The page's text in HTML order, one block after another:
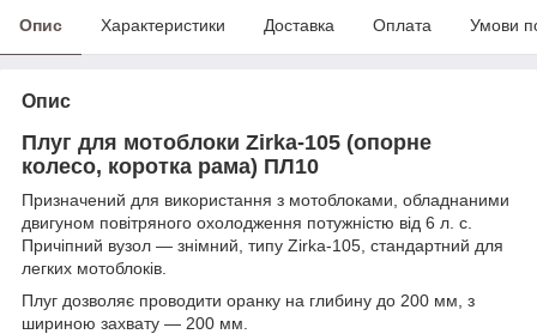
Опис Характеристики Доставка Оплата Умови
Опис
Плуг для мотоблоки Zirka-105 (опорне
колесо, коротка рама) ПЛ10
Призначений для використання з мотоблоками, обладнаними
двигуном повітряного охолодження потужністю від 6 л. с.
Причіпний вузол — знімний, типу Zirka-105, стандартний для
легких мотоблоків.
Плуг дозволяє проводити оранку на глибину до 200 мм, з
шириною захвату — 200 мм.